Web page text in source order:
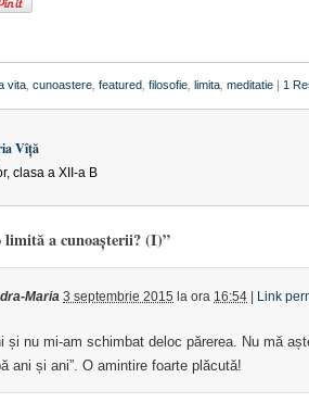
vita cunoastere featured filosofie limita meditatie | 1
Vîță
clasa a XII-a B
limită a cunoașterii? (I)”
Maria 3 septembrie 2015 la ora 16:54 Link
și nu mi-am schimbat deloc părerea. Nu mă
ani și ani”. O amintire foarte plăcută!